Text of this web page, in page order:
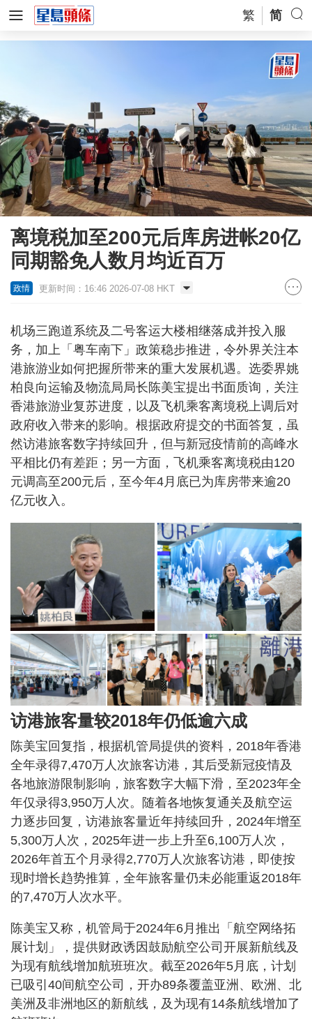
繁 简
离境税加至200元后库房进帐20亿
同期豁免人数月均近百万
政情 更新时间：16:46 2026-07-08 HKT
机场三跑道系统及二号客运大楼相继落成并投入服
务，加上「粤车南下」政策稳步推进，令外界关注本
港旅游业如何把握所带来的重大发展机遇。选委界姚
柏良向运输及物流局局长陈美宝提出书面质询，关注
香港旅游业复苏进度，以及飞机乘客离境税上调后对
政府收入带来的影响。根据政府提交的书面答复，虽
然访港旅客数字持续回升，但与新冠疫情前的高峰水
平相比仍有差距；另一方面，飞机乘客离境税由120
元调高至200元后，至今年4月底已为库房带来逾20
亿元收入。
访港旅客量较2018年仍低逾六成
陈美宝回复指，根据机管局提供的资料，2018年香港
全年录得7,470万人次旅客访港，其后受新冠疫情及
各地旅游限制影响，旅客数字大幅下滑，至2023年全
年仅录得3,950万人次。随着各地恢复通关及航空运
力逐步回复，访港旅客量近年持续回升，2024年增至
5,300万人次，2025年进一步上升至6,100万人次，
2026年首五个月录得2,770万人次旅客访港，即使按
现时增长趋势推算，全年旅客量仍未必能重返2018年
的7,470万人次水平。
陈美宝又称，机管局于2024年6月推出「航空网络拓
展计划」，提供财政诱因鼓励航空公司开展新航线及
为现有航线增加航班班次。截至2026年5月底，计划
已吸引40间航空公司，开办89条覆盖亚洲、欧洲、北
美洲及非洲地区的新航线，及为现有14条航线增加了